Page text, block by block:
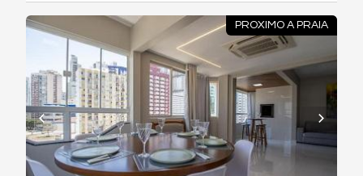
PROXIMO A PRAIA